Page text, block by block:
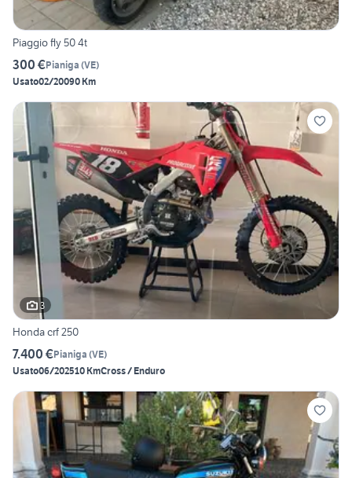
Piaggio fly 50 4t
300 €Pianiga (VE)
Usato02/20090 Km
3
Honda crf 250
7.400 €Pianiga (VE)
Usato06/202510 KmCross / Enduro